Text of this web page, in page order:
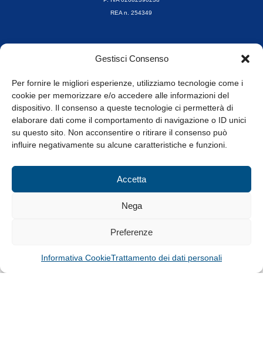
Gestisci Consenso
Per fornire le migliori esperienze, utilizziamo tecnologie come i
cookie per memorizzare e/o accedere alle informazioni del
dispositivo. Il consenso a queste tecnologie ci permetterà di
elaborare dati come il comportamento di navigazione o ID unici
su questo sito. Non acconsentire o ritirare il consenso può
influire negativamente su alcune caratteristiche e funzioni.
Accetta
Nega
Preferenze
Informativa CookieTrattamento dei dati personali
REA n. 254349
Orari di apertura
8.30-13.00 / 14.00-17.30
Whistleblowing
© Tutti i diritti riservati
Privacy Policy e Cookie|Informativa Cookie